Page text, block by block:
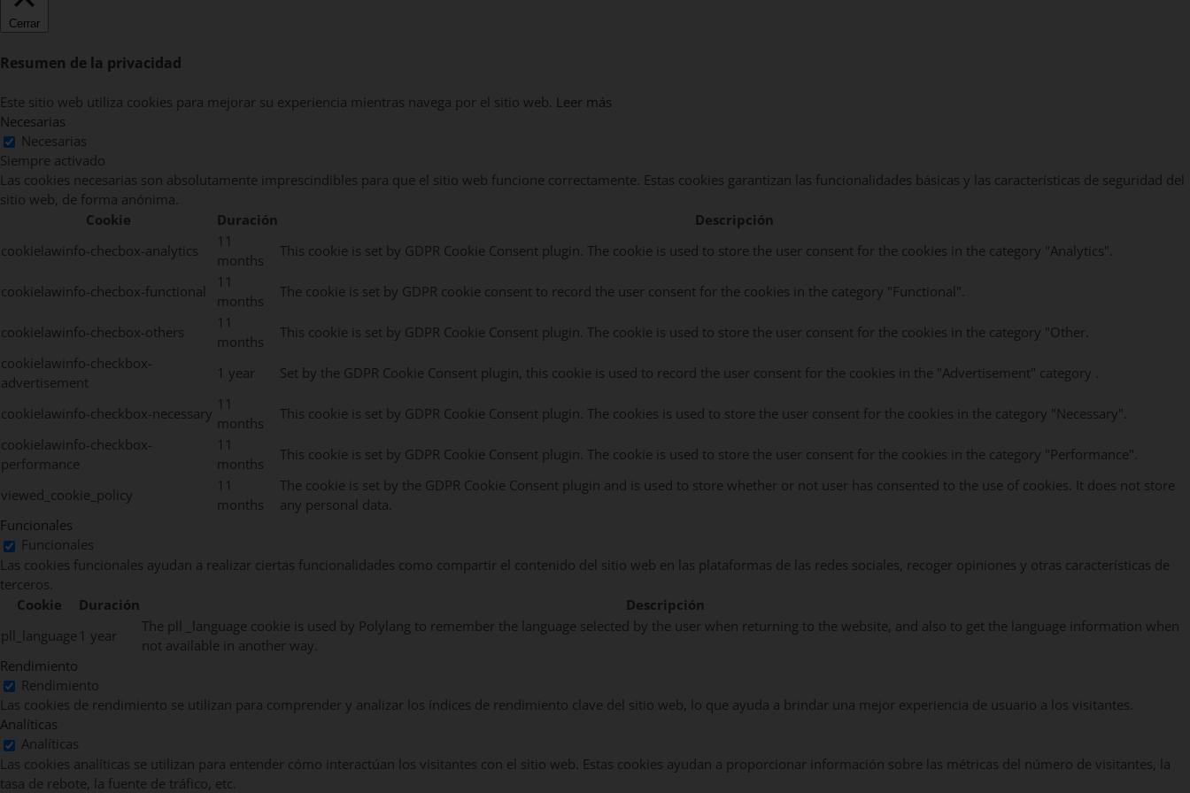
Cerrar
Resumen de la privacidad
Este sitio web utiliza cookies para mejorar su experiencia mientras navega por el sitio web. Leer más
Necesarias
Necesarias
Siempre activado
Las cookies necesarias son absolutamente imprescindibles para que el sitio web funcione correctamente. Estas cookies garantizan las funcionalidades básicas y las características de seguridad del
sitio web, de forma anónima.
Cookie
Duración
Descripción
cookielawinfo-checbox-analytics
11
months
This cookie is set by GDPR Cookie Consent plugin. The cookie is used to store the user consent for the cookies in the category "Analytics".
cookielawinfo-checbox-functional
11
months
The cookie is set by GDPR cookie consent to record the user consent for the cookies in the category "Functional".
cookielawinfo-checbox-others
11
months
This cookie is set by GDPR Cookie Consent plugin. The cookie is used to store the user consent for the cookies in the category "Other.
cookielawinfo-checkbox-
advertisement
1 year Set by the GDPR Cookie Consent plugin, this cookie is used to record the user consent for the cookies in the "Advertisement" category .
cookielawinfo-checkbox-necessary
11
months
This cookie is set by GDPR Cookie Consent plugin. The cookies is used to store the user consent for the cookies in the category "Necessary".
cookielawinfo-checkbox-
performance
11
months
This cookie is set by GDPR Cookie Consent plugin. The cookie is used to store the user consent for the cookies in the category "Performance".
viewed_cookie_policy
11
months
The cookie is set by the GDPR Cookie Consent plugin and is used to store whether or not user has consented to the use of cookies. It does not store
any personal data.
Funcionales
Funcionales
Las cookies funcionales ayudan a realizar ciertas funcionalidades como compartir el contenido del sitio web en las plataformas de las redes sociales, recoger opiniones y otras características de
terceros.
Cookie
Duración
Descripción
pll_language 1 year
The pll _language cookie is used by Polylang to remember the language selected by the user when returning to the website, and also to get the language information when
not available in another way.
Rendimiento
Rendimiento
Las cookies de rendimiento se utilizan para comprender y analizar los índices de rendimiento clave del sitio web, lo que ayuda a brindar una mejor experiencia de usuario a los visitantes.
Analíticas
Analíticas
Las cookies analíticas se utilizan para entender cómo interactúan los visitantes con el sitio web. Estas cookies ayudan a proporcionar información sobre las métricas del número de visitantes, la
tasa de rebote, la fuente de tráfico, etc.